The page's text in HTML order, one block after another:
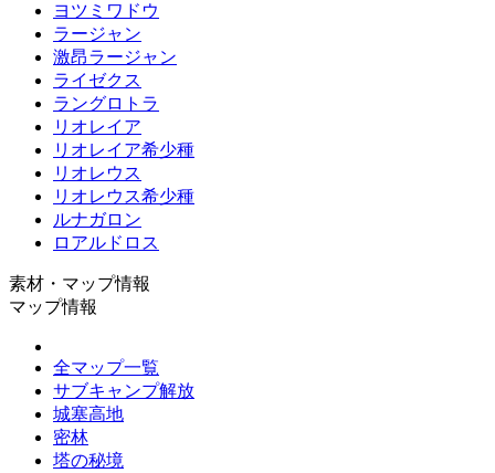
ヨツミワドウ
ラージャン
激昂ラージャン
ライゼクス
ラングロトラ
リオレイア
リオレイア希少種
リオレウス
リオレウス希少種
ルナガロン
ロアルドロス
素材・マップ情報
マップ情報
全マップ一覧
サブキャンプ解放
城塞高地
密林
塔の秘境